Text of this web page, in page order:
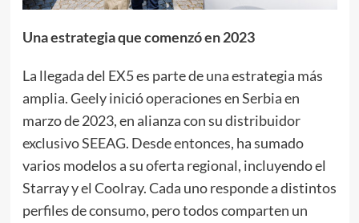
Una estrategia que comenzó en 2023
La llegada del EX5 es parte de una estrategia más
amplia. Geely inició operaciones en Serbia en
marzo de 2023, en alianza con su distribuidor
exclusivo SEEAG. Desde entonces, ha sumado
varios modelos a su oferta regional, incluyendo el
Starray y el Coolray. Cada uno responde a distintos
perfiles de consumo, pero todos comparten un